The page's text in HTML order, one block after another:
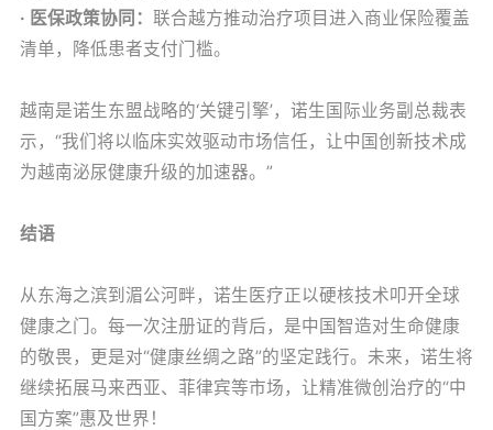
· 医保政策协同： 联合越方推动治疗项目进入商业保险覆盖
清单，降低患者支付门槛。
越南是诺生东盟战略的‘关键引擎’，诺生国际业务副总裁表
示，“我们将以临床实效驱动市场信任，让中国创新技术成
为越南泌尿健康升级的加速器。”
结语
从东海之滨到湄公河畔，诺生医疗正以硬核技术叩开全球
健康之门。每一次注册证的背后，是中国智造对生命健康
的敬畏，更是对“健康丝绸之路”的坚定践行。未来，诺生将
继续拓展马来西亚、菲律宾等市场，让精准微创治疗的“中
国方案”惠及世界！